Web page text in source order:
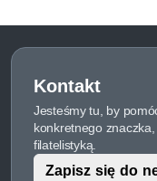
Kontakt
Jesteśmy tu, by
konkretnego
filatelistyką.
Zapisz się do